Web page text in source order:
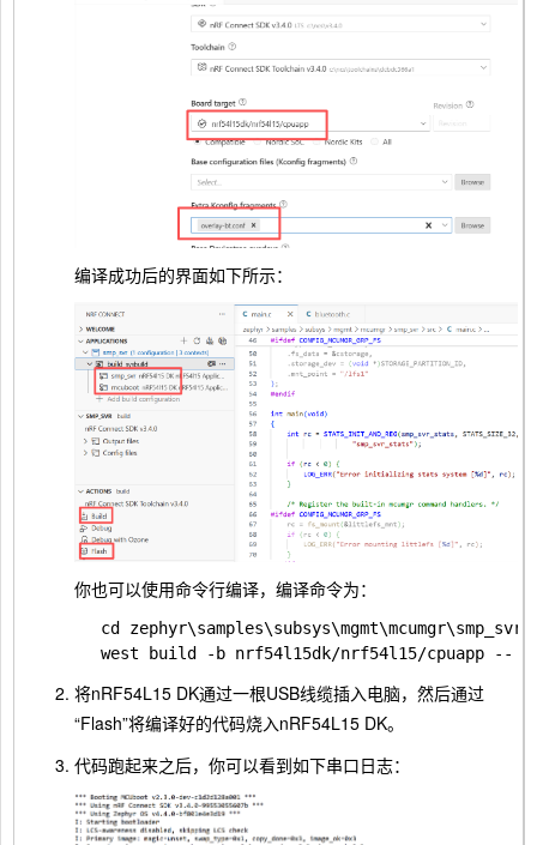
编译成功后的界面如下所示：
你也可以使用命令行编译，编译命令为：
cd zephyr\samples\subsys\mgmt\mcumgr\smp_svr
将nRF54L15 DK通过一根USB线缆插入电脑，然后通过
“Flash”将编译好的代码烧入nRF54L15 DK。
代码跑起来之后，你可以看到如下串口日志：